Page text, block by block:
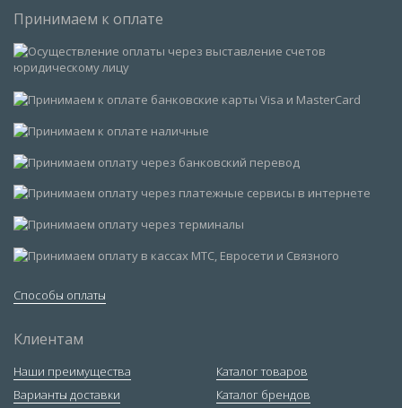
Принимаем к оплате
Способы оплаты
Клиентам
Наши преимущества
Варианты доставки
Каталог товаров
Каталог брендов